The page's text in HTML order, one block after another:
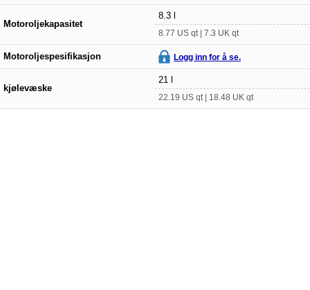
Motoroljekapasitet
8.3 l
8.77 US qt | 7.3 UK qt
Motoroljespesifikasjon Logg inn for å se.
kjølevæske
21 l
22.19 US qt | 18.48 UK qt